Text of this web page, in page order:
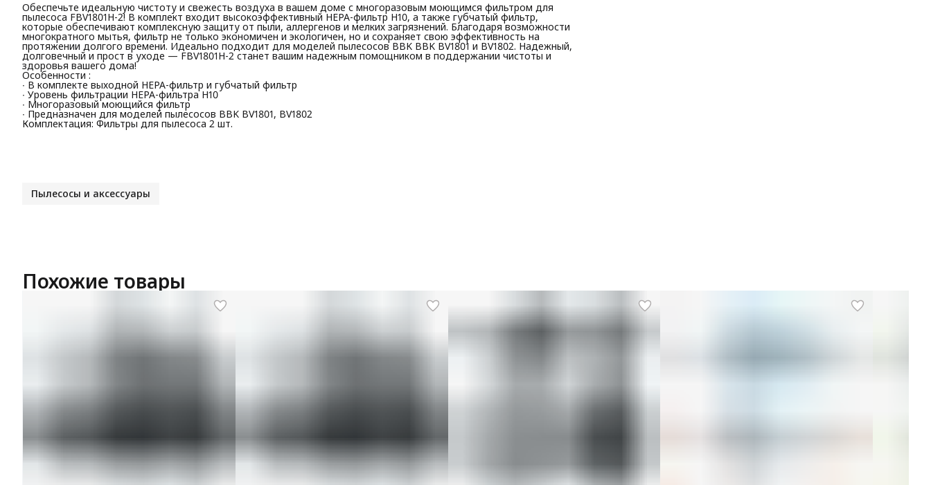
Обеспечьте идеальную чистоту и свежесть воздуха в вашем доме с многоразовым моющимся фильтром для
пылесоса FBV1801H-2! В комплект входит высокоэффективный HEPA-фильтр H10, а также губчатый фильтр,
которые обеспечивают комплексную защиту от пыли, аллергенов и мелких загрязнений. Благодаря возможности
многократного мытья, фильтр не только экономичен и экологичен, но и сохраняет свою эффективность на
протяжении долгого времени. Идеально подходит для моделей пылесосов BBK BBK BV1801 и BV1802. Надежный,
долговечный и прост в уходе — FBV1801H-2 станет вашим надежным помощником в поддержании чистоты и
здоровья вашего дома!
Особенности :
∙ В комплекте выходной HEPA-фильтр и губчатый фильтр
∙ Уровень фильтрации HEPA-фильтра H10
∙ Многоразовый моющийся фильтр
∙ Предназначен для моделей пылесосов BBK BV1801, BV1802
Комплектация: Фильтры для пылесоса 2 шт.
Пылесосы и аксессуары
Похожие товары